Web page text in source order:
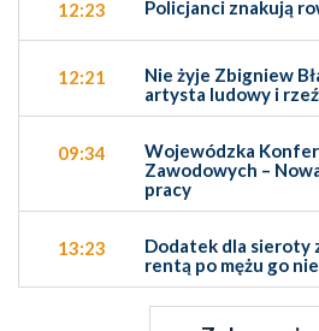
12:23 Policjanci znakują
12:21
Nie żyje Zbigniew
artysta ludowy i
09:34
Wojewódzka
Zawodowych –
pracy
13:23
Dodatek dla sieroty
rentą po mężu go